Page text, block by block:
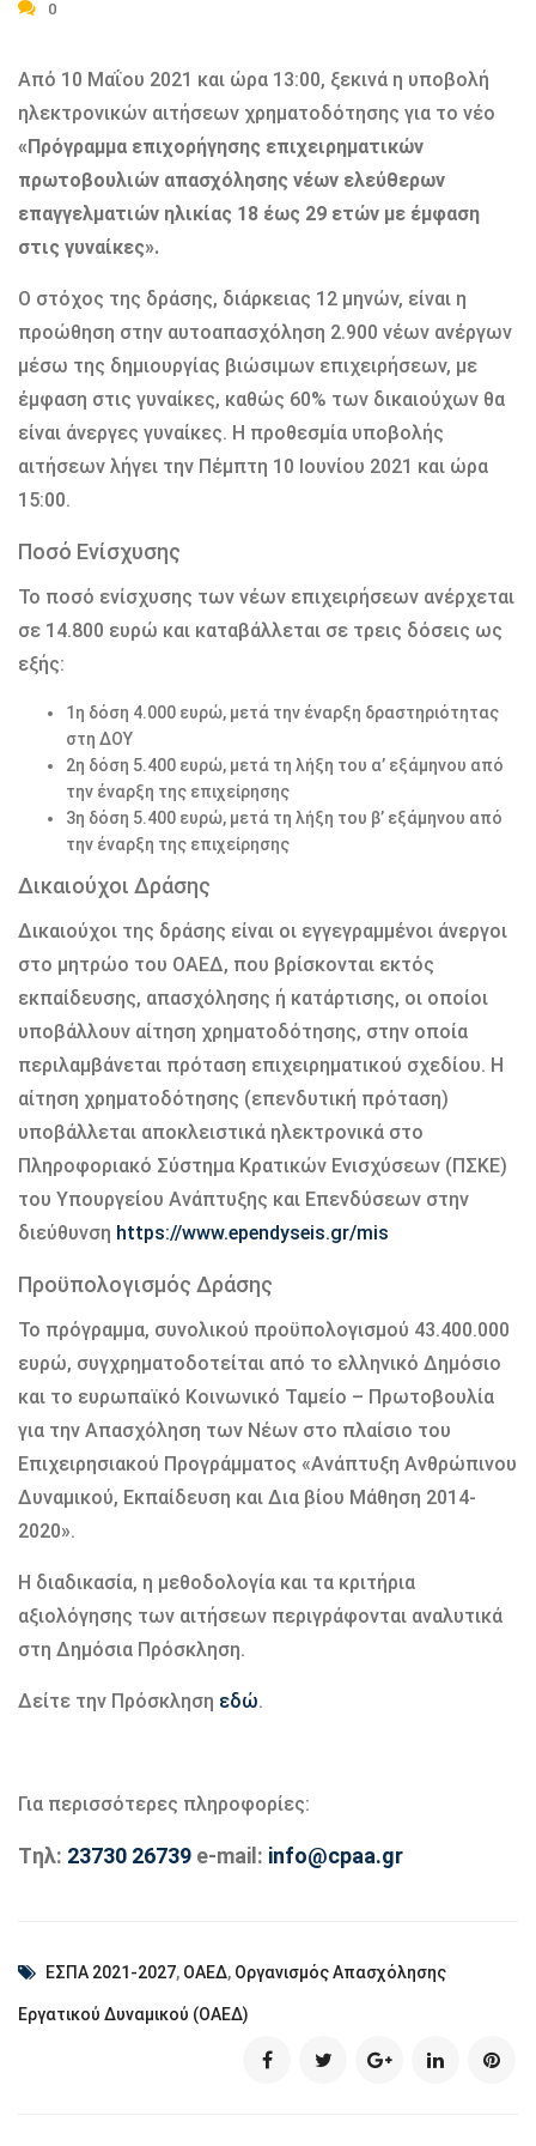
0
Από 10 Μαΐου 2021 και ώρα 13:00, ξεκινά η υποβολή
ηλεκτρονικών αιτήσεων χρηματοδότησης για το νέο
«Πρόγραμμα επιχορήγησης επιχειρηματικών
πρωτοβουλιών απασχόλησης νέων ελεύθερων
επαγγελματιών ηλικίας 18 έως 29 ετών με έμφαση
στις γυναίκες».
Ο στόχος της δράσης, διάρκειας 12 μηνών, είναι η
προώθηση στην αυτοαπασχόληση 2.900 νέων ανέργων
μέσω της δημιουργίας βιώσιμων επιχειρήσεων, με
έμφαση στις γυναίκες, καθώς 60% των δικαιούχων θα
είναι άνεργες γυναίκες. Η προθεσμία υποβολής
αιτήσεων λήγει την Πέμπτη 10 Ιουνίου 2021 και ώρα
15:00.
Ποσό Ενίσχυσης
Το ποσό ενίσχυσης των νέων επιχειρήσεων ανέρχεται
σε 14.800 ευρώ και καταβάλλεται σε τρεις δόσεις ως
εξής:
1η δόση 4.000 ευρώ, μετά την έναρξη δραστηριότητας
στη ΔΟΥ
2η δόση 5.400 ευρώ, μετά τη λήξη του α’ εξάμηνου από
την έναρξη της επιχείρησης
3η δόση 5.400 ευρώ, μετά τη λήξη του β’ εξάμηνου από
την έναρξη της επιχείρησης
Δικαιούχοι Δράσης
Δικαιούχοι της δράσης είναι οι εγγεγραμμένοι άνεργοι
στο μητρώο του ΟΑΕΔ, που βρίσκονται εκτός
εκπαίδευσης, απασχόλησης ή κατάρτισης, οι οποίοι
υποβάλλουν αίτηση χρηματοδότησης, στην οποία
περιλαμβάνεται πρόταση επιχειρηματικού σχεδίου. Η
αίτηση χρηματοδότησης (επενδυτική πρόταση)
υποβάλλεται αποκλειστικά ηλεκτρονικά στο
Πληροφοριακό Σύστημα Κρατικών Ενισχύσεων (ΠΣΚΕ)
του Υπουργείου Ανάπτυξης και Επενδύσεων στην
διεύθυνση https://www.ependyseis.gr/mis
Προϋπολογισμός Δράσης
Το πρόγραμμα, συνολικού προϋπολογισμού 43.400.000
ευρώ, συγχρηματοδοτείται από το ελληνικό Δημόσιο
και το ευρωπαϊκό Κοινωνικό Ταμείο – Πρωτοβουλία
για την Απασχόληση των Νέων στο πλαίσιο του
Επιχειρησιακού Προγράμματος «Ανάπτυξη Ανθρώπινου
Δυναμικού, Εκπαίδευση και Δια βίου Μάθηση 2014-
2020».
Η διαδικασία, η μεθοδολογία και τα κριτήρια
αξιολόγησης των αιτήσεων περιγράφονται αναλυτικά
στη Δημόσια Πρόσκληση.
Δείτε την Πρόσκληση εδώ.
Για περισσότερες πληροφορίες:
Tηλ: 23730 26739 e-mail: info@cpaa.gr
ΕΣΠΑ 2021-2027, ΟΑΕΔ, Οργανισμός Απασχόλησης
Εργατικού Δυναμικού (ΟΑΕΔ)